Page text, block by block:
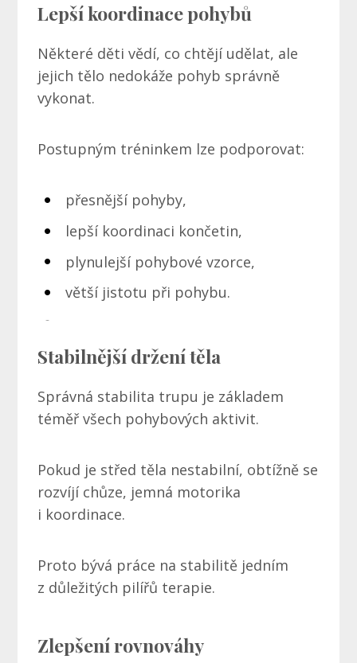
Lepší koordinace pohybů
Některé děti vědí, co chtějí udělat, ale
jejich tělo nedokáže pohyb správně
vykonat.
Postupným tréninkem lze podporovat:
přesnější pohyby,
lepší koordinaci končetin,
plynulejší pohybové vzorce,
větší jistotu při pohybu.
Stabilnější držení těla
Správná stabilita trupu je základem
téměř všech pohybových aktivit.
Pokud je střed těla nestabilní, obtížně se
rozvíjí chůze, jemná motorika
i koordinace.
Proto bývá práce na stabilitě jedním
z důležitých pilířů terapie.
Zlepšení rovnováhy